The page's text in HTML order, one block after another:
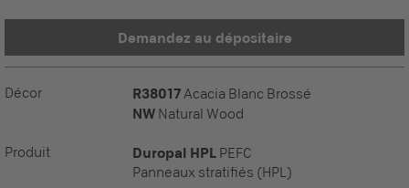
Demandez au dépositaire
Décor R38017Acacia Blanc Brossé
NW Natural Wood
Produit Duropal HPL PEFC
Panneaux stratifiés (HPL)